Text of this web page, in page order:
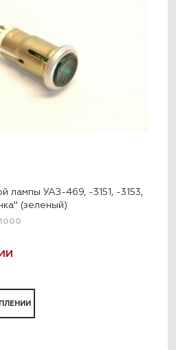
лампы УАЗ-469, -3151, -3153,
(зеленый)